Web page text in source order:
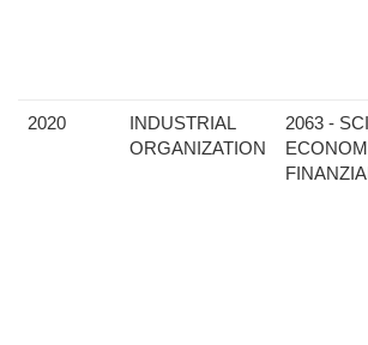
2020
INDUSTRIAL
ORGANIZATION
2063 -